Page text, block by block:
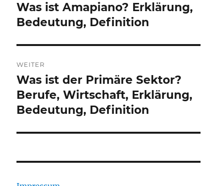
Vorheriger
Beitrag:
Was ist Amapiano? Erklärung,
Bedeutung, Definition
WEITER
Nächster
Beitrag:
Was ist der Primäre Sektor?
Berufe, Wirtschaft, Erklärung,
Bedeutung, Definition